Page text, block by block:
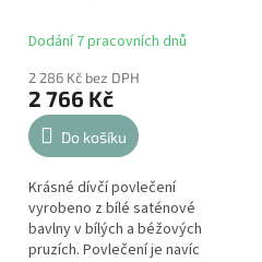
Dodání 7 pracovních dnů
2 286 Kč bez DPH
2 766 Kč
Do košíku
Krásné dívčí povlečení
vyrobeno z bílé saténové
bavlny v bílých a béžových
pruzích. Povlečení je navíc